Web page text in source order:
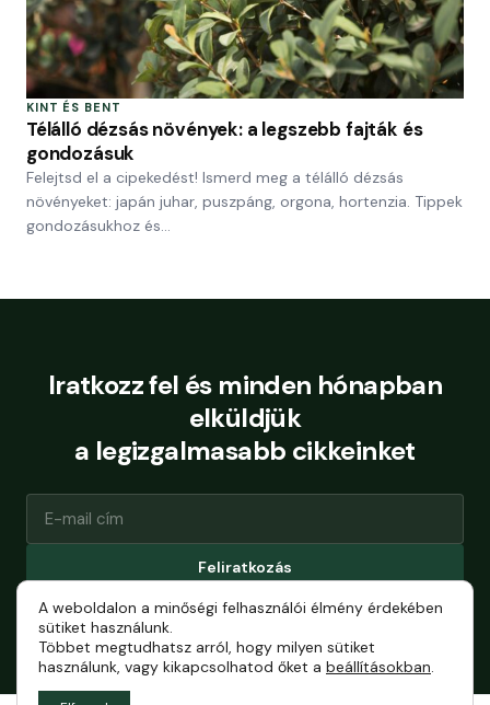
KINT ÉS BENT
Télálló dézsás növények: a legszebb fajták és
gondozásuk
Felejtsd el a cipekedést! Ismerd meg a télálló dézsás
növényeket: japán juhar, puszpáng, orgona, hortenzia. Tippek
gondozásukhoz és…
Iratkozz fel és minden hónapban
elküldjük
a legizgalmasabb cikkeinket
Feliratkozás
Bármikor leiratkozhatsz.
A weboldalon a minőségi felhasználói élmény érdekében
sütiket használunk.
Többet megtudhatsz arról, hogy milyen sütiket
használunk, vagy kikapcsolhatod őket a beállításokban.